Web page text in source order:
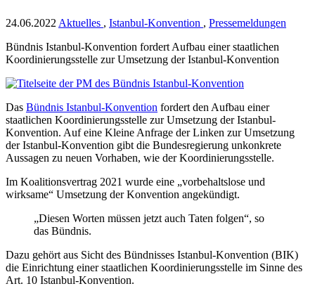
24.06.2022 Aktuelles , Istanbul-Konvention , Pressemeldungen
Bündnis Istanbul-Konvention fordert Aufbau einer staatlichen
Koordinierungsstelle zur Umsetzung der Istanbul-Konvention
Das Bündnis Istanbul-Konvention fordert den Aufbau einer
staatlichen Koordinierungsstelle zur Umsetzung der Istanbul-
Konvention. Auf eine Kleine Anfrage der Linken zur Umsetzung
der Istanbul-Konvention gibt die Bundesregierung unkonkrete
Aussagen zu neuen Vorhaben, wie der Koordinierungsstelle.
Im Koalitionsvertrag 2021 wurde eine „vorbehaltslose und
wirksame“ Umsetzung der Konvention angekündigt.
„Diesen Worten müssen jetzt auch Taten folgen“, so
das Bündnis.
Dazu gehört aus Sicht des Bündnisses Istanbul-Konvention (BIK)
die Einrichtung einer staatlichen Koordinierungsstelle im Sinne des
Art. 10 Istanbul-Konvention.